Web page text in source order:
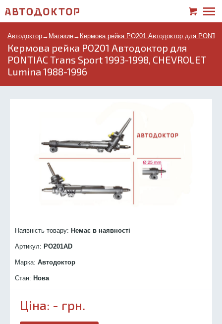
Автодоктор→ Магазин→ Кермова рейка PO201 Автодоктор для
Кермова рейка PO201 Автодоктор для
PONTIAC Trans Sport 1993-1998, CHEVROLET
Lumina 1988-1996
Наявність товару: Немає в наявності
Артикул: PO201AD
Марка: Автодоктор
Стан: Нова
Ціна: - грн.